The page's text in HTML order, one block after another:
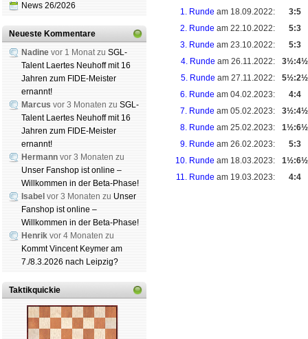
News 26/2026
Neueste Kommentare
Nadine vor 1 Monat zu SGL-
Talent Laertes Neuhoff mit 16
Jahren zum FIDE-Meister
ernannt!
Marcus vor 3 Monaten zu SGL-
Talent Laertes Neuhoff mit 16
Jahren zum FIDE-Meister
ernannt!
Hermann vor 3 Monaten zu
Unser Fanshop ist online –
Willkommen in der Beta-Phase!
Isabel vor 3 Monaten zu Unser
Fanshop ist online –
Willkommen in der Beta-Phase!
Henrik vor 4 Monaten zu
Kommt Vincent Keymer am
7./8.3.2026 nach Leipzig?
Taktikquickie
1. Runde am 18.09.2022:
3:5
2. Runde am 22.10.2022:
5:3
3. Runde am 23.10.2022:
5:3
4. Runde am 26.11.2022:
3½:4½
5. Runde am 27.11.2022:
5½:2½
6. Runde am 04.02.2023:
4:4
7. Runde am 05.02.2023:
3½:4½
8. Runde am 25.02.2023:
1½:6½
9. Runde am 26.02.2023:
5:3
10. Runde am 18.03.2023:
1½:6½
11. Runde am 19.03.2023: 4:4